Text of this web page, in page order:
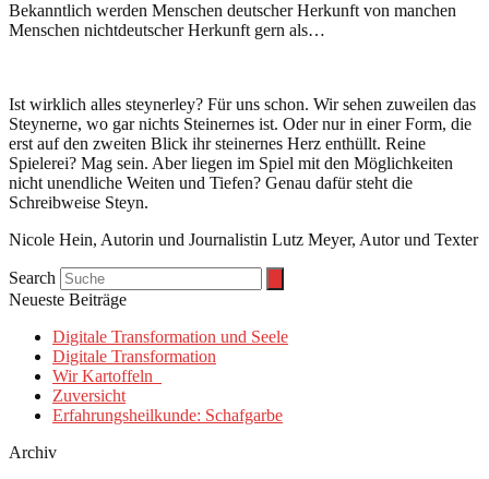
Bekanntlich werden Menschen deutscher Herkunft von manchen
Menschen nichtdeutscher Herkunft gern als…
Ist wirklich alles steynerley? Für uns schon. Wir sehen zuweilen das
Steynerne, wo gar nichts Steinernes ist. Oder nur in einer Form, die
erst auf den zweiten Blick ihr steinernes Herz enthüllt. Reine
Spielerei? Mag sein. Aber liegen im Spiel mit den Möglichkeiten
nicht unendliche Weiten und Tiefen? Genau dafür steht die
Schreibweise Steyn.
Nicole Hein, Autorin und Journalistin Lutz Meyer, Autor und Texter
Search
Neueste Beiträge
Digitale Transformation und Seele
Digitale Transformation
Wir Kartoffeln
Zuversicht
Erfahrungsheilkunde: Schafgarbe
Archiv